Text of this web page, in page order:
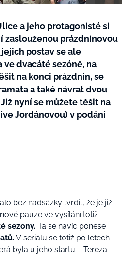
a jeho protagonisté si
zaslouženou prázdninovou
postav se ale
ve dvacáté sezóně, na
na konci prázdnin, se
a také návrat dvou
nyní se můžete těšit na
Jordánovou) v podání
bez nadsázky tvrdit, že je již
pauze ve vysílání totiž
sezony. Ta se navíc ponese
V seriálu se totiž po letech
byla u jeho startu – Tereza